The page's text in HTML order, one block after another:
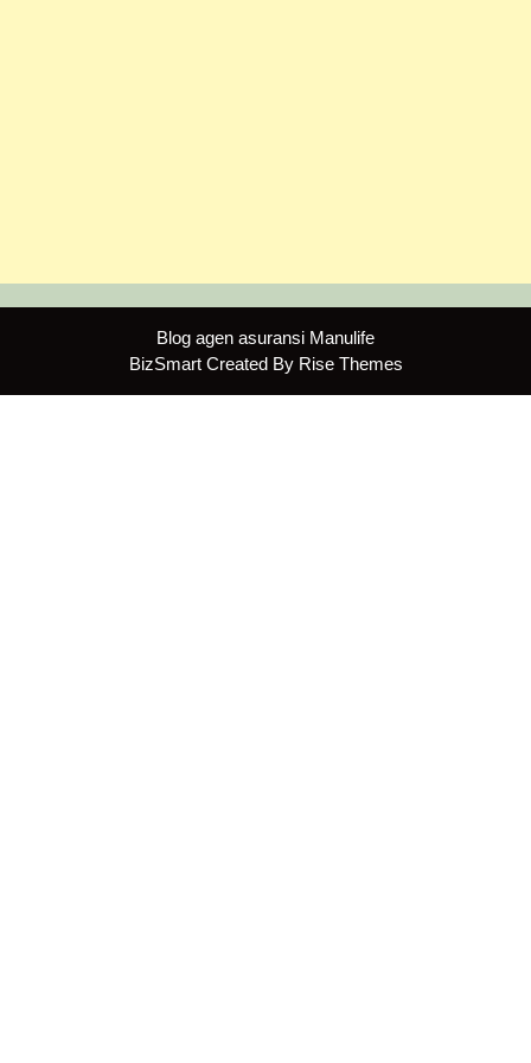
Blog agen asuransi Manulife
BizSmart Created By Rise Themes